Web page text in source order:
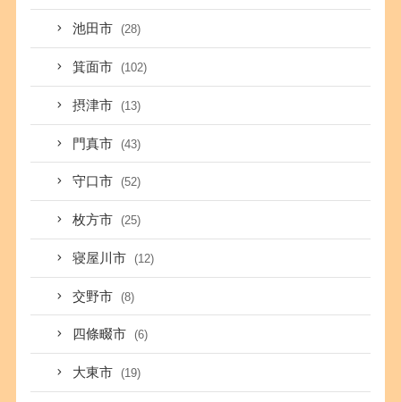
池田市 (28)
箕面市 (102)
摂津市 (13)
門真市 (43)
守口市 (52)
枚方市 (25)
寝屋川市 (12)
交野市 (8)
四條畷市 (6)
大東市 (19)